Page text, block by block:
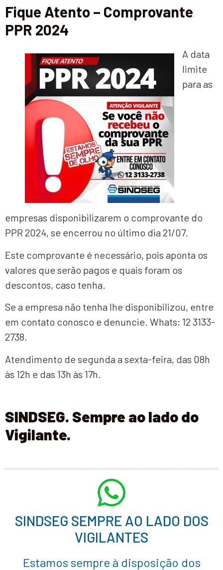
Fique Atento – Comprovante
PPR 2024
A data
limite
para as
empresas disponibilizarem o comprovante do
PPR 2024, se encerrou no último dia 21/07.
Este comprovante é necessário, pois aponta os
valores que serão pagos e quais foram os
descontos, caso tenha.
Se a empresa não tenha lhe disponibilizou, entre
em contato conosco e denuncie. Whats: 12 3133-
2738.
Atendimento de segunda a sexta-feira, das 08h
às 12h e das 13h às 17h.
SINDSEG. Sempre ao lado do
Vigilante.
SINDSEG SEMPRE AO LADO DOS
VIGILANTES
Estamos sempre à disposição dos